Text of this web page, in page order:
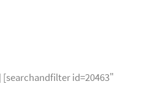
[searchandfilter id=20463"